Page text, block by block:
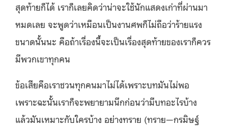
สุดท้ายก็ได้ เราก็เลยคิดว่าน่าจะใช้นักแสดงเก่าที่ผ่านมา
หมดเลย จะพูดว่าเหมือนเป็นงานศพก็ไม่ถือว่าร้ายแรง
ขนาดนั้นนะ คือถ้าเรื่องนี้จะเป็นเรื่องสุดท้ายของเราก็ควร
มีพวกเขาทุกคน
ข้อเสียคือเราชวนทุกคนมาไม่ได้เพราะบทมันไม่พอ
เพราะฉะนั้นเราก็จะพยายามนึกก่อนว่ามีบทอะไรบ้าง
แล้วมันเหมาะกับใครบ้าง อย่างทราย (ทราย—กรมิษฐ์